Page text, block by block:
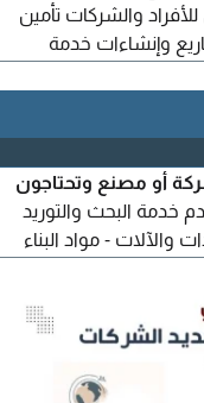
والشركات تأمين
وإنشاءات خدمة
أو مصنع وتحتاجون
خدمة البحث والتوريد
والآلات - مواد البناء
والتوريد حتى